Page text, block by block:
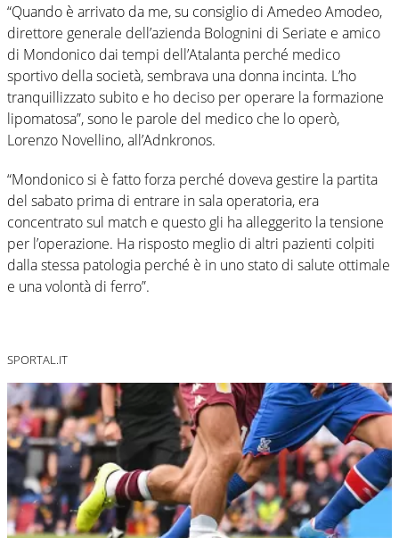
“Quando è arrivato da me, su consiglio di Amedeo Amodeo,
direttore generale dell’azienda Bolognini di Seriate e amico
di Mondonico dai tempi dell’Atalanta perché medico
sportivo della società, sembrava una donna incinta. L’ho
tranquillizzato subito e ho deciso per operare la formazione
lipomatosa”, sono le parole del medico che lo operò,
Lorenzo Novellino, all’Adnkronos.
“Mondonico si è fatto forza perché doveva gestire la partita
del sabato prima di entrare in sala operatoria, era
concentrato sul match e questo gli ha alleggerito la tensione
per l’operazione. Ha risposto meglio di altri pazienti colpiti
dalla stessa patologia perché è in uno stato di salute ottimale
e una volontà di ferro”.
SPORTAL.IT